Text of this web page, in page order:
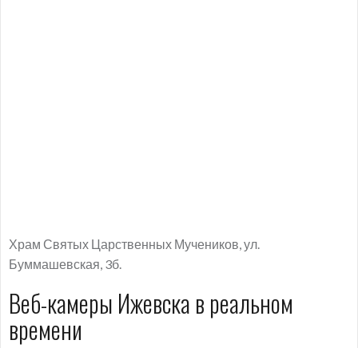
Храм Святых Царственных Мучеников, ул.
Буммашевская, 3б.
Веб-камеры Ижевска в реальном
времени